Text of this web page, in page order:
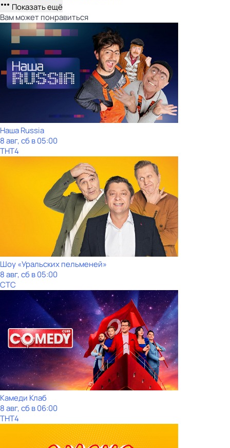
Показать ещё
Вам может понравиться
Наша Russia
8 авг, сб в 05:00
ТНТ4
Шоy «Уральских пeльменей»
8 авг, сб в 05:00
СТС
Камеди Клаб
8 авг, сб в 06:00
ТНТ4